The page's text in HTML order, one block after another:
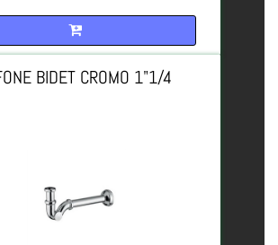
BIDET CROMO 1"1/4